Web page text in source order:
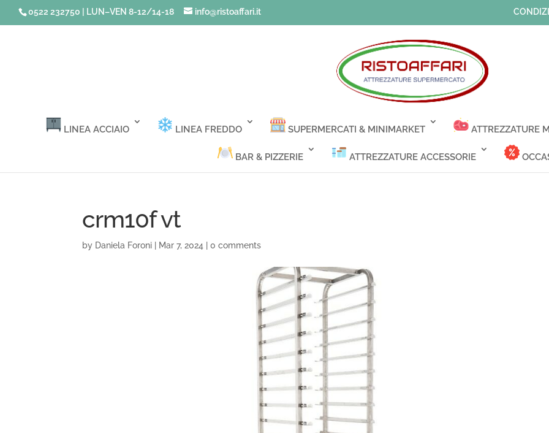
0522 232750 | LUN–VEN 8-12/14-18 info@ristoaffari.it
LINEA ACCIAIO LINEA FREDDO SUPERMERCATI & MINIMARKET ATTREZZATURE
BAR & PIZZERIE ATTREZZATURE ACCESSORIE
crm10f vt
by Daniela Foroni Mar 7, 2024 |0 comments